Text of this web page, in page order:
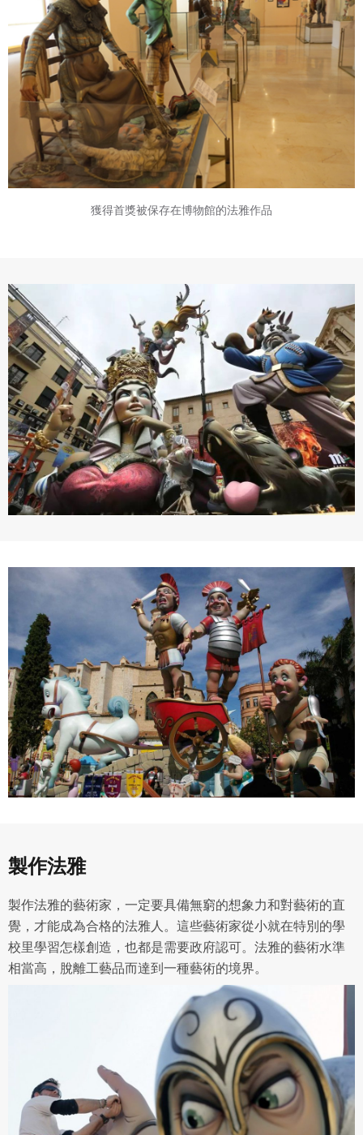
獲得首獎被保存在博物館的法雅作品
製作法雅
製作法雅的藝術家，一定要具備無窮的想象力和對藝術的直
覺，才能成為合格的法雅人。這些藝術家從小就在特別的學
校里學習怎樣創造，也都是需要政府認可。法雅的藝術水準
相當高，脫離工藝品而達到一種藝術的境界。
使用 Facebook 帳號登入
使用 Google 帳號登入
還沒有註冊帳號嗎？點擊立刻註冊
想起密碼了嗎？點擊立刻登入
使用 Facebook 帳號註冊
已閱讀使用條款 和隱私政策
緣會員有意願吉寶知識系統（本系統），經註冊本
系統表示您同意會員合約：
一、定義條款
授權內容：係指吉寶系統有限公司（吉寶系統公司）所有或
經授權使用而置放於吉寶知識系統網站或系統內之著作物。
衍生著作：係指就授權內容改作之創作。
二、會員規範
會員同意遵守本系統之會員規範、著作權條款及隱私權政
策。
違反前項約定者，本系統得終止會員資格。
會員得於本系統內使用授權內容，除經著作權人有標示採取
創用CC授權或其他授權者，會員不得重製、轉載、散布或類
似方法流通授權內容。
本系統防盜拷措施或類似措施，會員不得予以破解、破壞或
以其他方法規避。
會員使用本系統之費用，由吉寶系統公司定之並按月收取。
吉寶系統公司得不定期公告與調整費用。
四、會員授權
會員享有其創作之衍生著作的著作權，但會員同意吉寶系統
公司得於該著作權存續期間內無償使用，包括再授權之權
利。
本條約定不因本合約終止而失效。
會員聲明並保證會員於使用本系統時創作、上傳或張貼的著
作物，會員享有所有權或經合法授權。
如會員違反前項約定致吉寶系統公司遭追訴、請求或求償
者，吉寶系統公司應立即通知會員，必要時本系統得移除爭
議內容。會員應協助相關程序並負擔吉寶系統公司因此所生
支出（包括律師費用）、損害及損失。
六、終止
會員違反本合約或本系統任一規定者，吉寶系統公司得終止
本合約終止後，會員不得對吉寶系統公司主張任何費用、補
七、合意管轄
雙方合意專以臺灣臺北地方法院為第一審管轄法
我同意上述會員條款